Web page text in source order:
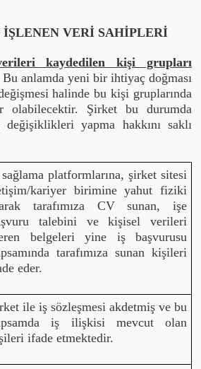
VERİ SAHİPLERİ
kaydedilen kişi grupları
anlamda yeni bir ihtiyaç doğması
halinde bu kişi gruplarında
olabilecektir. Şirket bu durumda
değişiklikleri yapma hakkını saklı
platformlarına, şirket sitesi
kariyer birimine yahut fiziki
tarafımıza CV sunan, işe
talebini ve kişisel verileri
belgeleri yine iş başvurusu
tarafımıza sunan kişileri
eder.
ile iş sözleşmesi akdetmiş ve bu
iş ilişkisi mevcut olan
ifade etmektedir.